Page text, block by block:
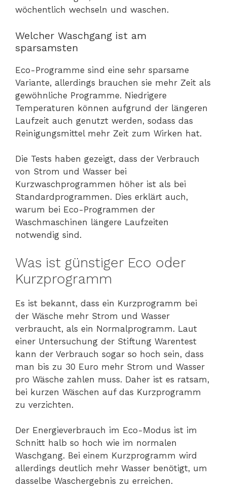
wöchentlich wechseln und waschen.
Welcher Waschgang ist am
sparsamsten
Eco-Programme sind eine sehr sparsame
Variante, allerdings brauchen sie mehr Zeit als
gewöhnliche Programme. Niedrigere
Temperaturen können aufgrund der längeren
Laufzeit auch genutzt werden, sodass das
Reinigungsmittel mehr Zeit zum Wirken hat.
Die Tests haben gezeigt, dass der Verbrauch
von Strom und Wasser bei
Kurzwaschprogrammen höher ist als bei
Standardprogrammen. Dies erklärt auch,
warum bei Eco-Programmen der
Waschmaschinen längere Laufzeiten
notwendig sind.
Was ist günstiger Eco oder
Kurzprogramm
Es ist bekannt, dass ein Kurzprogramm bei
der Wäsche mehr Strom und Wasser
verbraucht, als ein Normalprogramm. Laut
einer Untersuchung der Stiftung Warentest
kann der Verbrauch sogar so hoch sein, dass
man bis zu 30 Euro mehr Strom und Wasser
pro Wäsche zahlen muss. Daher ist es ratsam,
bei kurzen Wäschen auf das Kurzprogramm
zu verzichten.
Der Energieverbrauch im Eco-Modus ist im
Schnitt halb so hoch wie im normalen
Waschgang. Bei einem Kurzprogramm wird
allerdings deutlich mehr Wasser benötigt, um
dasselbe Waschergebnis zu erreichen.